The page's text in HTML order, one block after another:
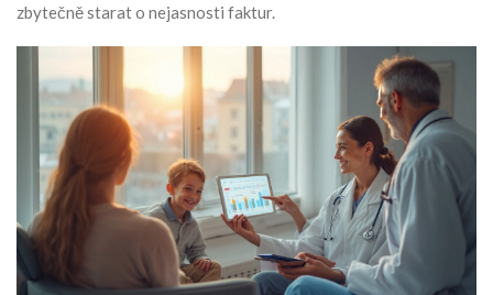
zbytečně starat o nejasnosti faktur.